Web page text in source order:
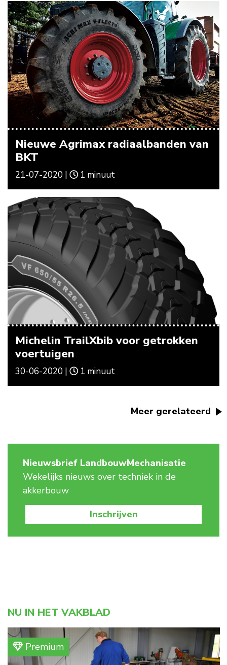
Nieuwe Agrimax radiaalbanden van
BKT
21-07-2020 | 1 minuut
Michelin TrailXbib voor getrokken
voertuigen
30-06-2020 | 1 minuut
Meer gerelateerd
Nieuwsbrief LandbouwMechanisatie
Wekelijks nieuws over techniek in de
akkerbouw
Inschrijven
NU IN HET VAKBLAD
Premium